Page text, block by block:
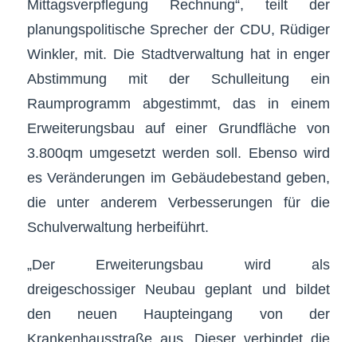
Mittagsverpflegung Rechnung“, teilt der
planungspolitische Sprecher der CDU, Rüdiger
Winkler, mit. Die Stadtverwaltung hat in enger
Abstimmung mit der Schulleitung ein
Raumprogramm abgestimmt, das in einem
Erweiterungsbau auf einer Grundfläche von
3.800qm umgesetzt werden soll. Ebenso wird
es Veränderungen im Gebäudebestand geben,
die unter anderem Verbesserungen für die
Schulverwaltung herbeiführt.
„Der Erweiterungsbau wird als
dreigeschossiger Neubau geplant und bildet
den neuen Haupteingang von der
Krankenhausstraße aus. Dieser verbindet die